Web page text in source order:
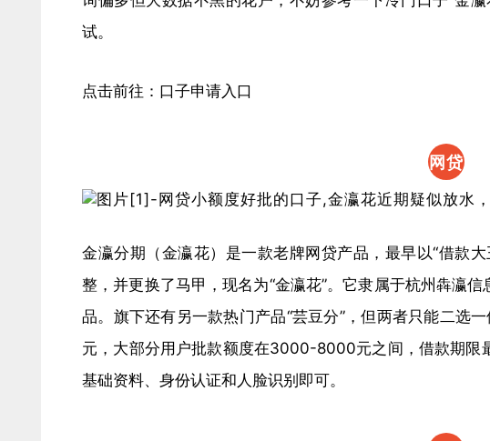
试。
点击前往：口子申请入口
网贷
小额
批的
口
子,
金瀛分期（金瀛花）是一款老牌网贷产品，最早以“借款
整，并更换了马甲，现名为“金瀛花”。它隶属于杭州犇瀛
品。旗下还有另一款热门产品“芸豆分”，但两者只能二选
元，大部分用户批款额度在3000-8000元之间，借款期限
基础资料、身份认证和人脸识别即可。